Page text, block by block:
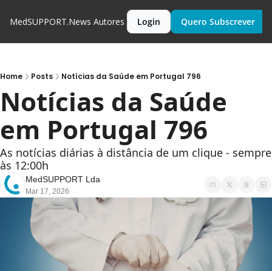
MedSUPPORT.News Autores Login Quero Subscrever
Home Posts Notícias da Saúde em Portugal 796
Notícias da Saúde
em Portugal 796
As notícias diárias à distância de um clique - sempre
às 12:00h
MedSUPPORT Lda
Mar 17, 2026